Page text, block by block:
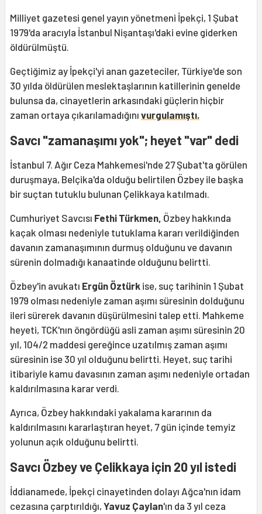
Milliyet gazetesi genel yayın yönetmeni İpekçi, 1 Şubat
1979'da aracıyla İstanbul Nişantaşı'daki evine giderken
öldürülmüştü.
Geçtiğimiz ay İpekçi'yi anan gazeteciler, Türkiye'de son
30 yılda öldürülen meslektaşlarının katillerinin genelde
bulunsa da, cinayetlerin arkasındaki güçlerin hiçbir
zaman ortaya çıkarılamadığını vurgulamıştı.
Savcı "zamanaşımı yok"; heyet "var" dedi
İstanbul 7. Ağır Ceza Mahkemesi'nde 27 Şubat'ta görülen
duruşmaya, Belçika'da olduğu belirtilen Özbey ile başka
bir suçtan tutuklu bulunan Çelikkaya katılmadı.
Cumhuriyet Savcısı Fethi Türkmen, Özbey hakkında
kaçak olması nedeniyle tutuklama kararı verildiğinden
davanın zamanaşımının durmuş olduğunu ve davanın
sürenin dolmadığı kanaatinde olduğunu belirtti.
Özbey'in avukatı Ergün Öztürk ise, suç tarihinin 1 Şubat
1979 olması nedeniyle zaman aşımı süresinin dolduğunu
ileri sürerek davanın düşürülmesini talep etti. Mahkeme
heyeti, TCK'nın öngördüğü asli zaman aşımı süresinin 20
yıl, 104/2 maddesi gereğince uzatılmış zaman aşımı
süresinin ise 30 yıl olduğunu belirtti. Heyet, suç tarihi
itibariyle kamu davasının zaman aşımı nedeniyle ortadan
kaldırılmasına karar verdi.
Ayrıca, Özbey hakkındaki yakalama kararının da
kaldırılmasını kararlaştıran heyet, 7 gün içinde temyiz
yolunun açık olduğunu belirtti.
Savcı Özbey ve Çelikkaya için 20 yıl istedi
İddianamede, İpekçi cinayetinden dolayı Ağca'nın idam
cezasına çarptırıldığı, Yavuz Çaylan'ın da 3 yıl ceza